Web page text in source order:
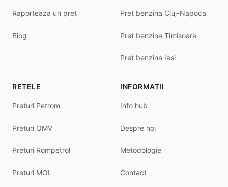
Raporteaza un pret
Blog
Pret benzina Cluj-Napoca
Pret benzina Timisoara
Pret benzina Iasi
RETELE
Preturi Petrom
Preturi OMV
Preturi Rompetrol
Preturi MOL
INFORMATII
Info hub
Despre noi
Metodologie
Contact